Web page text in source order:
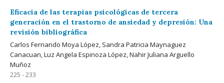
Eficacia de las terapias psicológicas de tercera
generación en el trastorno de ansiedad y depresión: Una
revisión bibliográfica
Carlos Fernando Moya López, Sandra Patricia Maynaguez
Canacuan, Luz Angela Espinoza López, Nahir Juliana Arguello
Muñoz
225 - 233